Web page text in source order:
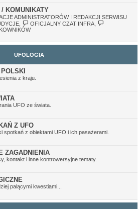
KOMUNIKATY
ADMINISTRATORÓW I REDAKCJI SERWISU
OFICJALNY CZAT INFRA,
UFOLOGIA
z kraju.
UFO ze świata.
Z UFO
spotkań z obiektami UFO i ich pasażerami.
ZAGADNIENIA
kontakt i inne kontrowersyjne tematy.
palącymi kwestiami...